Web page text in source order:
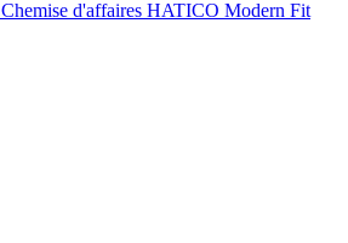
Chemise d'affaires HATICO Modern Fit